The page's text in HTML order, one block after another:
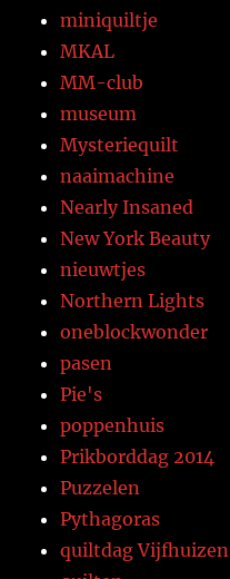
miniquiltje
MKAL
MM-club
museum
Mysteriequilt
naaimachine
Nearly Insaned
New York Beauty
nieuwtjes
Northern Lights
oneblockwonder
pasen
Pie's
poppenhuis
Prikborddag 2014
Puzzelen
Pythagoras
quiltdag Vijfhuizen